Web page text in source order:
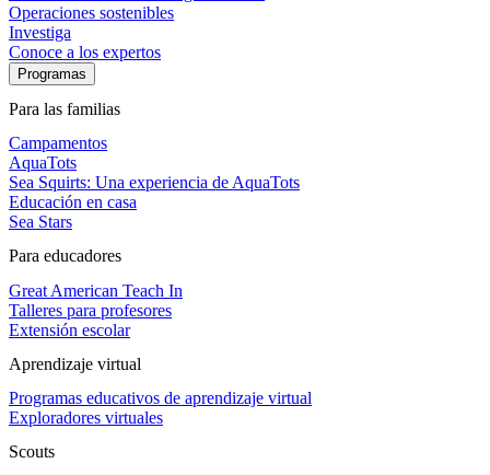
Operaciones sostenibles
Investiga
Conoce a los expertos
Programas
Para las familias
Campamentos
AquaTots
Sea Squirts: Una experiencia de AquaTots
Educación en casa
Sea Stars
Para educadores
Great American Teach In
Talleres para profesores
Extensión escolar
Aprendizaje virtual
Programas educativos de aprendizaje virtual
Exploradores virtuales
Scouts